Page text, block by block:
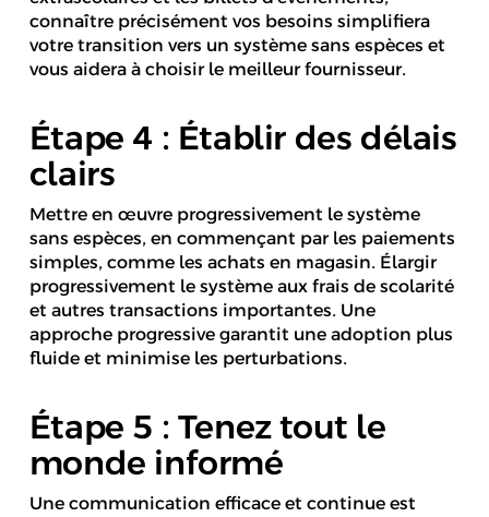
connaître précisément vos besoins simplifiera
votre transition vers un système sans espèces et
vous aidera à choisir le meilleur fournisseur.
Étape 4 : Établir des délais
clairs
Mettre en œuvre progressivement le système
sans espèces, en commençant par les paiements
simples, comme les achats en magasin. Élargir
progressivement le système aux frais de scolarité
et autres transactions importantes. Une
approche progressive garantit une adoption plus
fluide et minimise les perturbations.
Étape 5 : Tenez tout le
monde informé
Une communication efficace et continue est